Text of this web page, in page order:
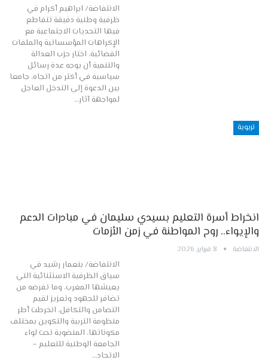
الانتفاضة/ ابراهيم أكرام في
ظرفية وطنية دقيقة تتقاطع
فيها التحديات الاجتماعية مع
الإكراهات المؤسساتية والملفات
القضائية، اختار حزب العدالة
والتنمية أن يوجه عدة رسائل
سياسية في أكثر من اتجاه، جامعا
بين الدعوة إلى التدخل العاجل
لمواجهة آثار…
تربوية
انخراط أسرة التعليم بسيدي سليمان في مبادرات الدعم
والإيواء.. روح المواطنة في زمن الأزمات
الانتفاضة 8 فبراير, 2026
الانتفاضة/ بنعمار رشيد في
سياق الظرفية الاستثنائية التي
يعيشها المغرب، وما تفرضه من
تضافر للجهود وتعزيز لقيم
التضامن والتكافل، انخرطت أطر
منظومة التربية والتكوين بمختلف
مكوناتها، المنضوية تحت لواء
الجامعة الوطنية للتعليم –
الاتحاد…